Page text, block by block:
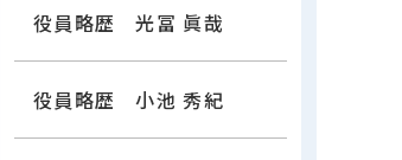
役員略歴 光冨 眞哉
役員略歴 小池 秀紀